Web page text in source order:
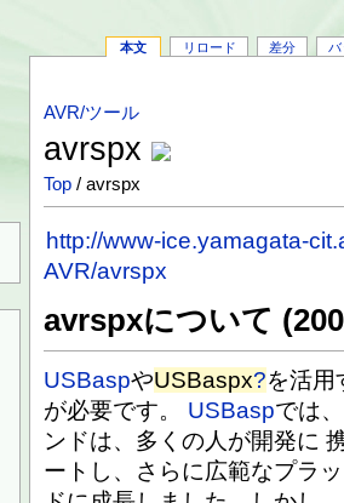
本文 リロード 差分 バ
AVR/ツール
avrspx
Top / avrspx
http://www-ice.yamagata-
AVR/avrspx
avrspxについて
USBaspやUSBaspx?を活用
が必要です。 USBaspでは、
ンドは、多くの人が開発に
ートし、さらに広範なプラ